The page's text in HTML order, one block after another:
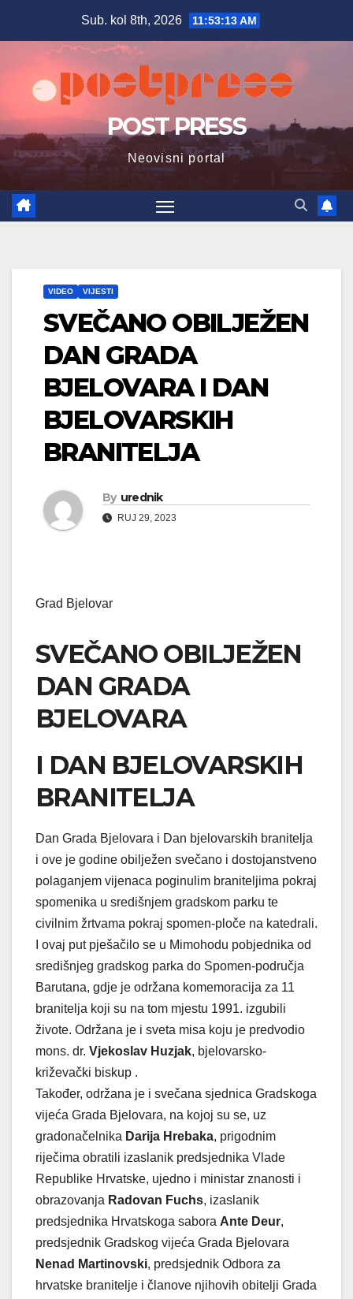
Sub. kol 8th, 2026 11:53:15 AM
POST PRESS
Neovisni portal
VIDEO VIJESTI
SVEČANO OBILJEŽEN
DAN GRADA
BJELOVARA I DAN
BJELOVARSKIH
BRANITELJA
By urednik
RUJ 29, 2023
Grad Bjelovar
SVEČANO OBILJEŽEN
DAN GRADA
BJELOVARA
I DAN BJELOVARSKIH
BRANITELJA
Dan Grada Bjelovara i Dan bjelovarskih branitelja
i ove je godine obilježen svečano i dostojanstveno
polaganjem vijenaca poginulim braniteljima pokraj
spomenika u središnjem gradskom parku te
civilnim žrtvama pokraj spomen-ploče na katedrali.
I ovaj put pješačilo se u Mimohodu pobjednika od
središnjeg gradskog parka do Spomen-područja
Barutana, gdje je održana komemoracija za 11
branitelja koji su na tom mjestu 1991. izgubili
živote. Održana je i sveta misa koju je predvodio
mons. dr. Vjekoslav Huzjak, bjelovarsko-
križevački biskup .
Također, održana je i svečana sjednica Gradskoga
vijeća Grada Bjelovara, na kojoj su se, uz
gradonačelnika Darija Hrebaka, prigodnim
riječima obratili izaslanik predsjednika Vlade
Republike Hrvatske, ujedno i ministar znanosti i
obrazovanja Radovan Fuchs, izaslanik
predsjednika Hrvatskoga sabora Ante Deur,
predsjednik Gradskog vijeća Grada Bjelovara
Nenad Martinovski, predsjednik Odbora za
hrvatske branitelje i članove njihovih obitelji Grada